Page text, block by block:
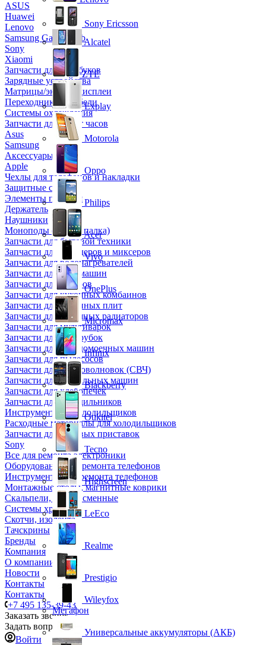
ASUS
Huawei
Lenovo
Samsung Galaxy Tab
Sony
Xiaomi
Запчасти для ноутбуков
Зарядные устройства
Матрицы/экраны/дисплеи
Переходники и кабели
Системы охлаждения
Запчасти для смарт часов
Asus
Samsung
Аксессуары
Apple
Чехлы для телефонов и накладки
Защитные стекла
Элементы питания
Держатель
Наушники
Моноподы (Селфи палка)
Запчасти для бытовой техники
Запчасти для блендеров и миксеров
Запчасти для водонагревателей
Запчасти для кофемашин
Запчасти для кулеров
Запчасти для кухонных комбаинов
Запчасти для кухонных плит
Запчасти для масляных радиаторов
Запчасти для мультиварок
Запчасти для мясорубок
Запчасти для посудомоечных машин
Запчасти для пылесосов
Запчасти для микроволновок (СВЧ)
Запчасти для стиральных машин
Запчасти для хлебопечек
Запчасти для холодильников
Инструмент для холодильщиков
Расходные материалы для холодильщиков
Запчасти для игровых приставок
Sony
Все для ремонта электроники
Оборудование для ремонта телефонов
Инструменты для ремонта телефонов
Монтажные столы, магнитные коврики
Скальпели, лезвия сменные
Системы хранения
Скотчи, изолента
Тачскрины
Бренды
Компания
О компании
Новости
Контакты
Контакты
+7 495 135-39-43
Заказать звонок
Задать вопрос
Войти
Sony Ericsson
Alcatel
ZTE
Explay
Motorola
Oppo
Philips
Acer
Vivo
OnePlus
Micromax
Infinix
Blackberry
Oukitel
Tecno
Highscreen
LeEco
Realme
Prestigio
Wileyfox
Мегафон
Универсальные аккумуляторы (АКБ)